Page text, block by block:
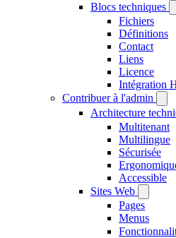
Blocs techniques
Fichiers
Définitions
Contact
Liens
Licence
Intégration
Contribuer à l'admin
Architecture
Multitenant
Multilingue
Sécurisée
Accessible
Sites Web
Pages
Menus